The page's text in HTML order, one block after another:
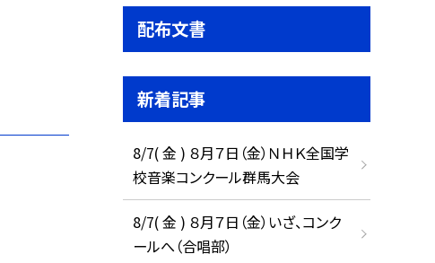
配布文書
新着記事
8/7( 金 ) ８月７日（金）ＮＨＫ全国学
校音楽コンクール群馬大会
8/7( 金 ) ８月７日（金）いざ、コンク
ールへ（合唱部）